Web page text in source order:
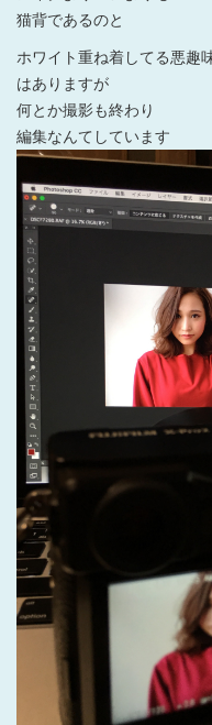
猫背であるのと
ホワイト重ね着してる悪趣
はありますが
何とか撮影も終わり
編集なんてしています